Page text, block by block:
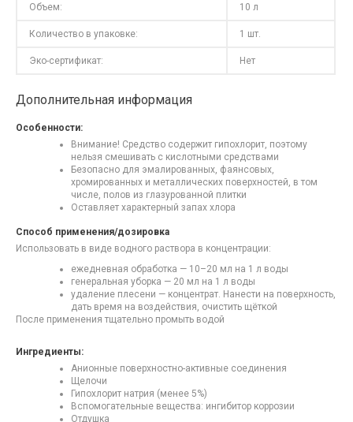
Объем: 10 л
Количество в упаковке: 1 шт.
Эко-сертификат: Нет
Дополнительная информация
Особенности:
Внимание! Средство содержит гипохлорит, поэтому
нельзя смешивать с кислотными средствами
Безопасно для эмалированных, фаянсовых,
хромированных и металлических поверхностей, в том
числе, полов из глазурованной плитки
Оставляет характерный запах хлора
Способ применения/дозировка
Использовать в виде водного раствора в концентрации:
ежедневная обработка — 10–20 мл на 1 л воды
генеральная уборка — 20 мл на 1 л воды
удаление плесени — концентрат. Нанести на поверхность,
дать время на воздействия, очистить щёткой
После применения тщательно промыть водой
Ингредиенты:
Анионные поверхностно-активные соединения
Щелочи
Гипохлорит натрия (менее 5%)
Вспомогательные вещества: ингибитор коррозии
Отдушка